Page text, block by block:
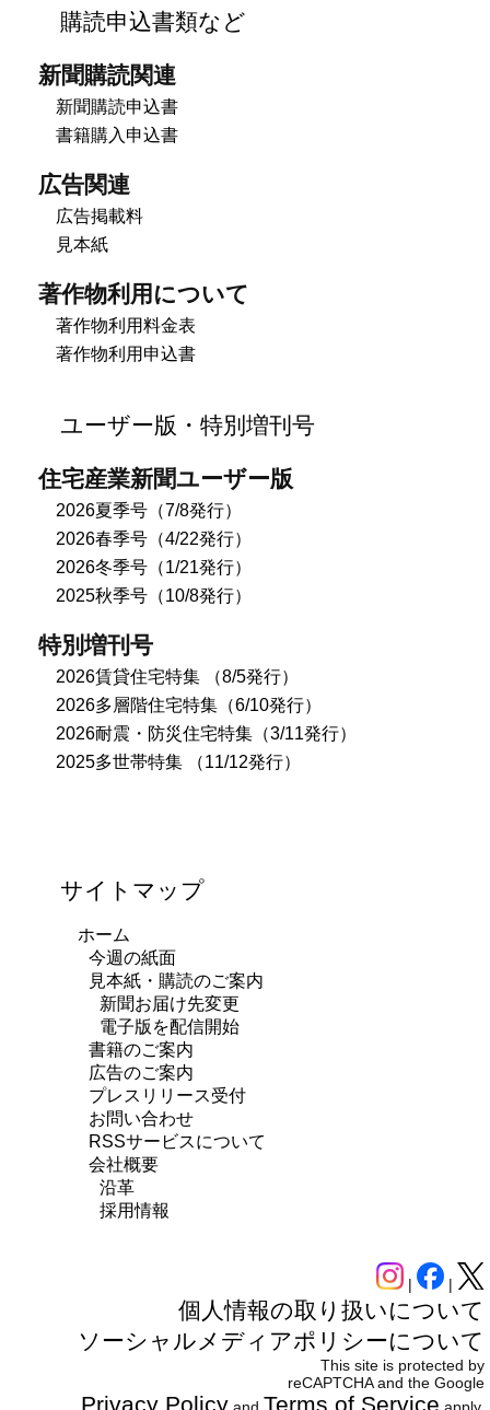
購読申込書類など
新聞購読関連
新聞購読申込書
書籍購入申込書
広告関連
広告掲載料
見本紙
著作物利用について
著作物利用料金表
著作物利用申込書
ユーザー版・特別増刊号
住宅産業新聞ユーザー版
2026夏季号（7/8発行）
2026春季号（4/22発行）
2026冬季号（1/21発行）
2025秋季号（10/8発行）
特別増刊号
2026賃貸住宅特集 （8/5発行）
2026多層階住宅特集（6/10発行）
2026耐震・防災住宅特集（3/11発行）
2025多世帯特集 （11/12発行）
サイトマップ
ホーム
今週の紙面
見本紙・購読のご案内
新聞お届け先変更
電子版を配信開始
書籍のご案内
広告のご案内
プレスリリース受付
お問い合わせ
RSSサービスについて
会社概要
沿革
採用情報
| |
個人情報の取り扱いについて
ソーシャルメディアポリシーについて
This site is protected by
reCAPTCHA and the Google
Privacy Policy Terms of Service